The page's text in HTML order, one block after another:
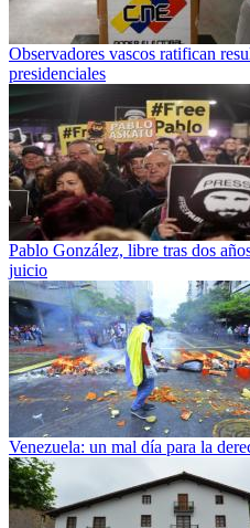
Observadores vascos ratifican
presidenciales
Pablo González, libre tras dos
juicio
Venezuela: un mal día para la